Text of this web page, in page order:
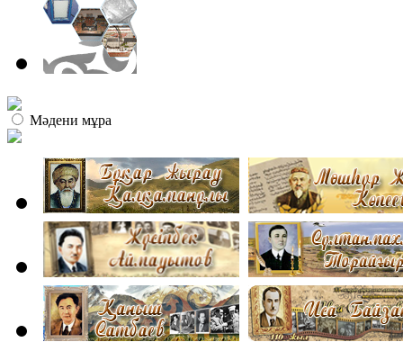
Мәдени мұра